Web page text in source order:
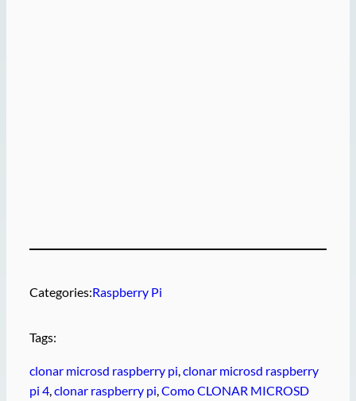
Categories:Raspberry Pi
Tags:
clonar microsd raspberry pi clonar microsd raspberry
pi 4, clonar raspberry pi Como CLONAR MICROSD